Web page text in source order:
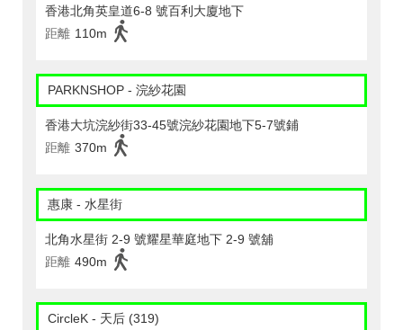
香港北角英皇道6-8 號百利大廈地下
距離 110m
PARKNSHOP - 浣紗花園
香港大坑浣紗街33-45號浣紗花園地下5-7號鋪
距離 370m
惠康 - 水星街
北角水星街 2-9 號耀星華庭地下 2-9 號舖
距離 490m
CircleK - 天后 (319)